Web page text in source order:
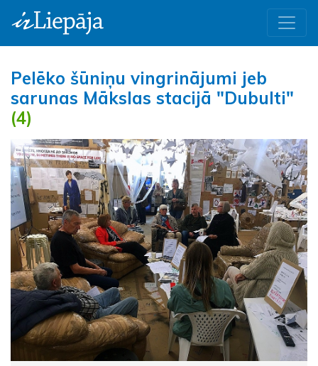
Pelēko šūniņu vingrinājumi jeb
sarunas Mākslas stacijā "Dubulti"
(4)